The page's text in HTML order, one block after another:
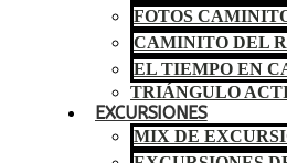
FOTOS
CAMINITO DEL
EL TIEMPO EN
TRIÁNGULO
EXCURSIONES
MIX DE